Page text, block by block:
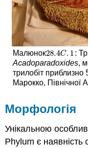
Малюнок28.4C. 1
28.4C. 1 :
Acadoparadoxides,
трилобіт приблизно
Марокко, Північної
Морфологія
Унікальною
Phylum є наявність